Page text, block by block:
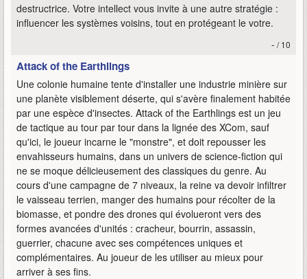
destructrice. Votre intellect vous invite à une autre stratégie :
influencer les systèmes voisins, tout en protégeant le votre.
- / 10
Attack of the Earthlings
Une colonie humaine tente d'installer une industrie minière sur
une planète visiblement déserte, qui s'avère finalement habitée
par une espèce d'insectes. Attack of the Earthlings est un jeu
de tactique au tour par tour dans la lignée des XCom, sauf
qu'ici, le joueur incarne le "monstre", et doit repousser les
envahisseurs humains, dans un univers de science-fiction qui
ne se moque délicieusement des classiques du genre. Au
cours d'une campagne de 7 niveaux, la reine va devoir infiltrer
le vaisseau terrien, manger des humains pour récolter de la
biomasse, et pondre des drones qui évolueront vers des
formes avancées d'unités : cracheur, bourrin, assassin,
guerrier, chacune avec ses compétences uniques et
complémentaires. Au joueur de les utiliser au mieux pour
arriver à ses fins.